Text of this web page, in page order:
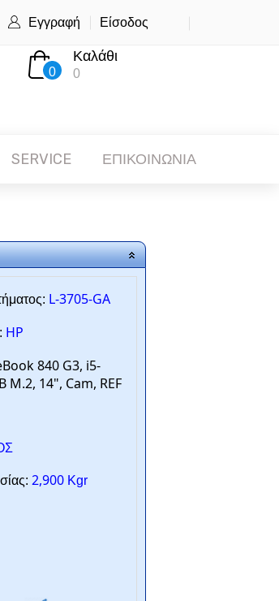
Εγγραφή Είσοδος
0
Καλάθι
0
SERVICE ΕΠΙΚΟΙΝΩΝΙΑ
L-3705-GA
HP
840 G3, i5-
M.2, 14", Cam, REF
2,900 Kgr